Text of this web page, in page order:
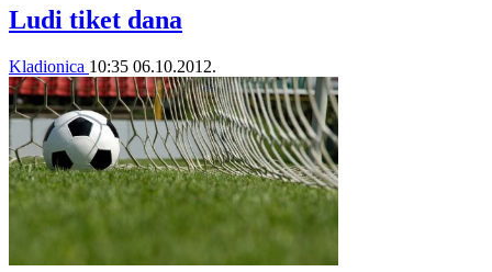
Ludi tiket dana
Kladionica 10:35 06.10.2012.